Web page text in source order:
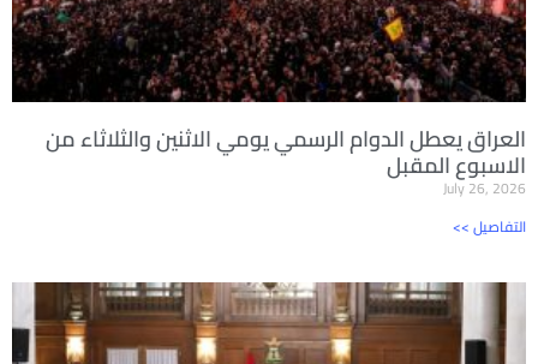
العراق يعطل الدوام الرسمي يومي الاثنين والثلاثاء من
الاسبوع المقبل
July 26, 2026
<< التفاصيل